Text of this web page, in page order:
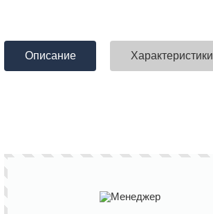
Описание Характеристики